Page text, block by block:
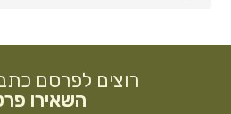
רוצים לפרסם
השאירו